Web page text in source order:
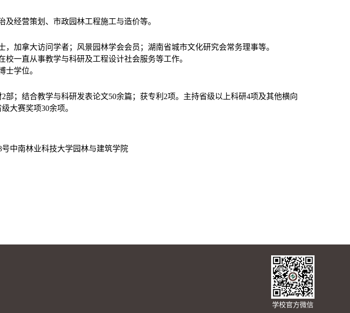
经营策划、市政园林工程施工与造价等。
，加拿大访问学者；风景园林学会会员；湖南省城市文化研究会常务理事等。
校一直从事教学与科研及工程设计社会服务等工作。
士学位。
部；结合教学与科研发表论文50余篇；获专利2项。主持省级以上科研4项及其他横向
大赛奖项30余项。
中南林业科技大学园林与建筑学院
学校官方微信